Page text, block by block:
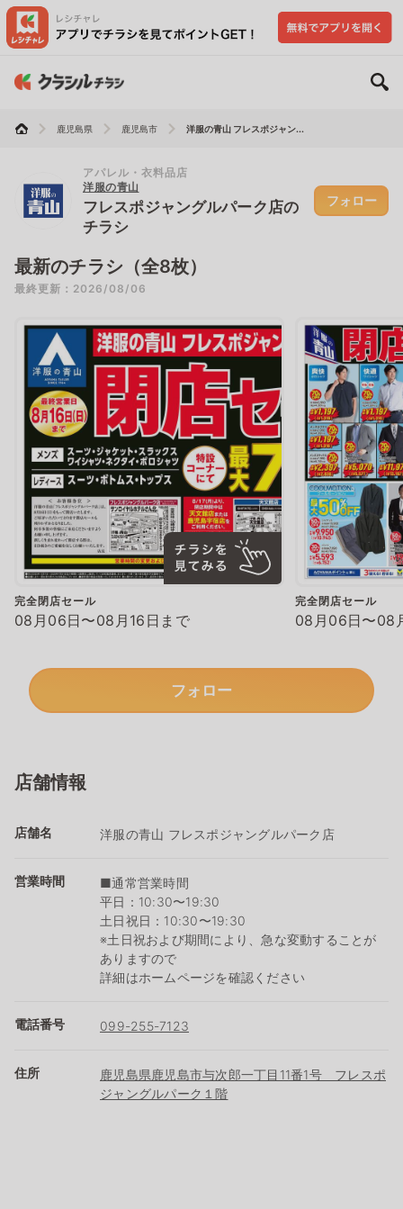
鹿児島県 鹿児島市 洋服の青山 フレスポジャン...
アパレル・衣料品店
洋服の青山
フレスポジャングルパーク店の
チラシ
フォロー
最新のチラシ（全8枚）
最終更新：2026/08/06
完全閉店セール
08月06日〜08月16日まで
完全閉店セール
08月06日〜08
フォロー
店舗情報
店舗名 洋服の青山 フレスポジャングルパーク店
営業時間
■通常営業時間
平日：10:30〜19:30
土日祝日：10:30〜19:30
※土日祝および期間により、急な変動することが
ありますので
詳細はホームページを確認ください
電話番号 099-255-7123
住所
鹿児島県鹿児島市与次郎一丁目11番1号 フレスポ
ジャングルパーク１階